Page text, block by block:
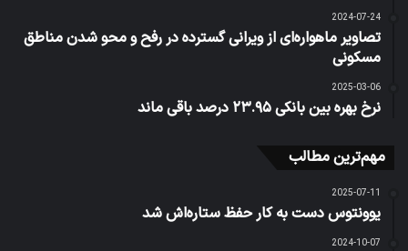
2024-07-24
تصاویر ماهواره‌ای از ویرانی گسترده در رفح و محو شدن مناطق
مسکونی
2025-03-06
نرخ بهره بین بانکی ۲۳.۹۵ درصد باقی ماند
مهم‌ترین مطالب
2025-07-11
یوونتوس دست به کار حفظ ستاره‌اش شد
2024-10-07